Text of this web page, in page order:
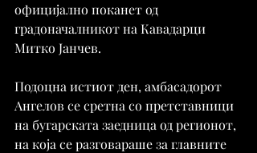
официјално поканет од
градоначалникот на Кавадарци
Митко Јанчев.
Подоцна истиот ден, амбасадорот
Ангелов се сретна со претставници
на бугарската заедница од регионот,
на која се разговараше за главните